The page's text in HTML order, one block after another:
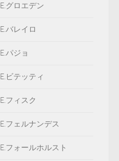
E.グロエデン
E.バレイロ
E.パジョ
E.ビテッティ
E.フィスク
E.フェルナンデス
E.フォールホルスト